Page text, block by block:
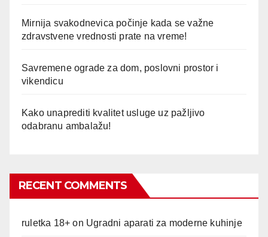
Mirnija svakodnevica počinje kada se važne
zdravstvene vrednosti prate na vreme!
Savremene ograde za dom, poslovni prostor i
vikendicu
Kako unaprediti kvalitet usluge uz pažljivo
odabranu ambalažu!
RECENT COMMENTS
ruletka 18+ on Ugradni aparati za moderne kuhinje